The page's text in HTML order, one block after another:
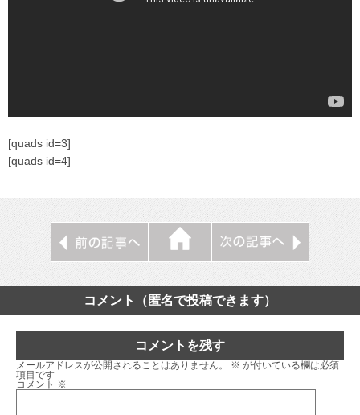
[quads id=3]
[quads id=4]
コメント（匿名で投稿できます）
コメントを残す
メールアドレスが公開されることはありません。 ※ が付いている欄は必須
項目です
コメント ※